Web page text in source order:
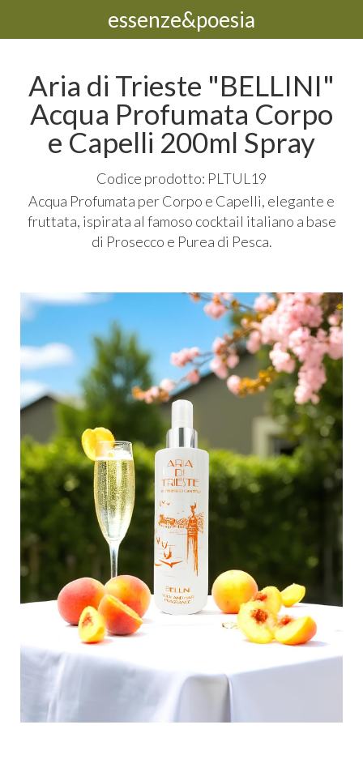
essenze&poesia
Aria di Trieste "BELLINI"
Acqua Profumata Corpo
e Capelli 200ml Spray
Codice prodotto: PLTUL19
Acqua Profumata per Corpo e Capelli, elegante e
fruttata, ispirata al famoso cocktail italiano a base
di Prosecco e Purea di Pesca.